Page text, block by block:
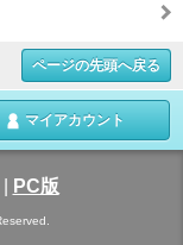
ページの先頭へ戻る
マイアカウント
PC版